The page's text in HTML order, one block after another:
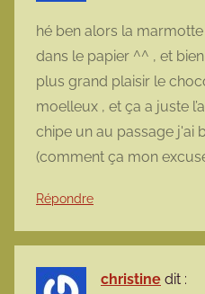
hé ben alors la
dans le papier ^^ , et
plus grand plaisir le
moelleux , et ça a juste
chipe un au passage j'ai
(comment ça mon
Répondre
christine dit :